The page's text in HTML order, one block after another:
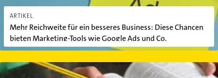
ARTIKEL
Mehr Reichweite für ein besseres Business: Diese Chancen
bieten Marketing-Tools wie Google Ads und Co.
Rechte und Pflichten während des Studiums: Die wichtigsten